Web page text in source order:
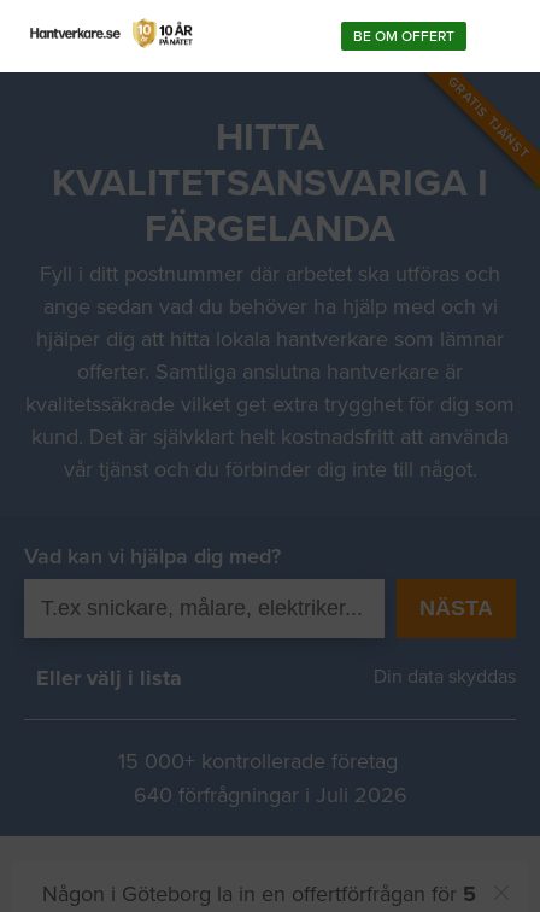
BE OM OFFERT
GRATIS TJÄNST
HITTA
KVALITETSANSVARIGA I
FÄRGELANDA
Fyll i ditt postnummer där arbetet ska utföras och
ange sedan vad du behöver ha hjälp med och vi
hjälper dig att hitta lokala hantverkare som lämnar
offerter. Samtliga anslutna hantverkare är
kvalitetssäkrade vilket get extra trygghet för dig som
kund. Det är självklart helt kostnadsfritt att använda
vår tjänst och du förbinder dig inte till något.
Vad kan vi hjälpa dig med?
NÄSTA
Eller välj i lista Din data skyddas
15 000+ kontrollerade företag
640 förfrågningar i Juli 2026
Någon i Göteborg la in en offertförfrågan för 5